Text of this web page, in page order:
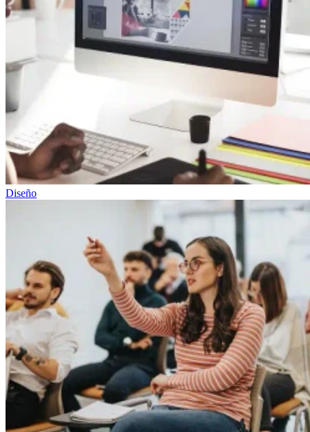
Diseño